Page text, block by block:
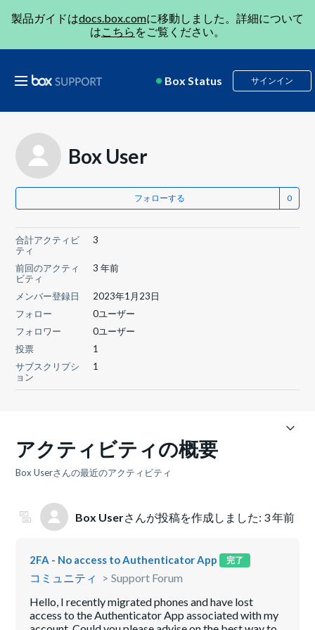
製品ガイドはdocs.box.comに移動しました。詳細について
はこちら をご覧ください。
Box Status サインイン
Box User
フォローする
合計アクティビ
ティ
3
前回のアクティ
ビティ
3 年前
メンバー登録日
2023年1月23日
フォロー
0ユーザー
フォロワー
0ユーザー
投票
1
サブスクリプシ
ョン
1
アクティビティの概要
Box Userさんの最近のアクティビティ
Box Userさんが投稿を作成しました: 3 年前
2FA - No access to Authenticator App 完了
コミュニティ
Support Forum
Hello, I recently migrated phones and have lost
access to the Authenticator App associated with my